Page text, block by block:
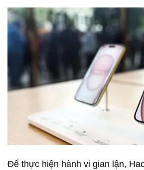
Để thực hiện hành vi gian lận,